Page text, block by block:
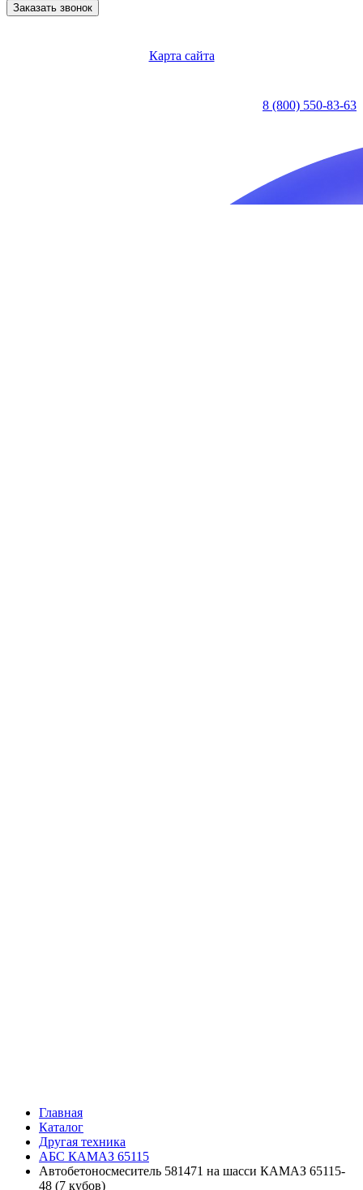
Заказать звонок
Карта сайта
8 (800) 550-83-63
Главная
Каталог
Другая техника
АБС КАМАЗ 65115
Автобетоносмеситель 581471 на шасси КАМАЗ 65115-
48 (7 кубов)